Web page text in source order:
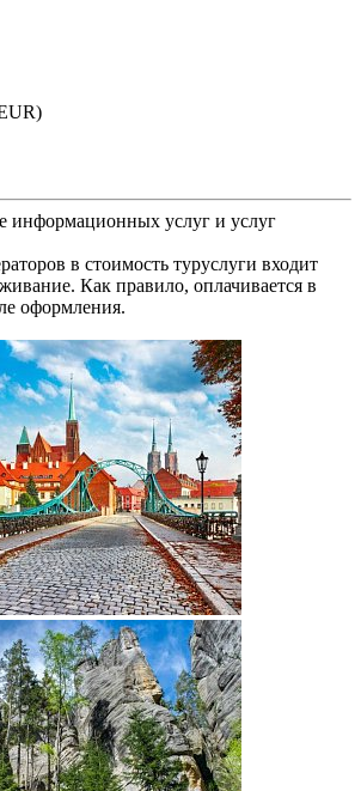
информационных услуг и услуг
в стоимость туруслуги входит
Как правило, оплачивается в
оформления.